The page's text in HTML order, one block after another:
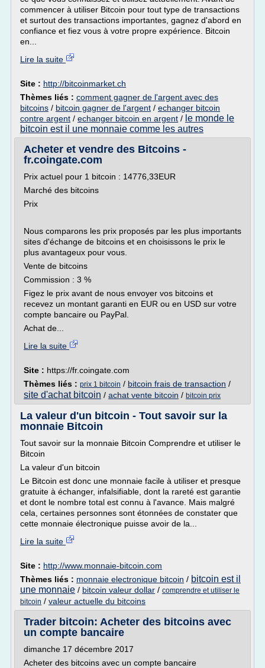
commencer à utiliser Bitcoin pour tout type de transactions
et surtout des transactions importantes, gagnez d'abord en
confiance et fiez vous à votre propre expérience. Bitcoin
en...
Lire la suite
Site : http://bitcoinmarket.ch
Thèmes liés : comment gagner de l'argent avec des
bitcoins / bitcoin gagner de l'argent / echanger bitcoin
contre argent / echanger bitcoin en argent / le monde le
bitcoin est il une monnaie comme les autres
Acheter et vendre des Bitcoins -
fr.coingate.com
Prix actuel pour 1 bitcoin : 14776,33EUR
Marché des bitcoins
Prix
Nous comparons les prix proposés par les plus importants
sites d'échange de bitcoins et en choisissons le prix le
plus avantageux pour vous.
Vente de bitcoins
Commission : 3 %
Figez le prix avant de nous envoyer vos bitcoins et
recevez un montant garanti en EUR ou en USD sur votre
compte bancaire ou PayPal.
Achat de...
Lire la suite
Site : https://fr.coingate.com
Thèmes liés : prix 1 bitcoin / bitcoin frais de transaction /
site d'achat bitcoin / achat vente bitcoin / bitcoin prix
La valeur d'un bitcoin - Tout savoir sur la
monnaie Bitcoin
Tout savoir sur la monnaie Bitcoin Comprendre et utiliser le
Bitcoin
La valeur d'un bitcoin
Le Bitcoin est donc une monnaie facile à utiliser et presque
gratuite à échanger, infalsifiable, dont la rareté est garantie
et dont le nombre total est connu à l'avance. Mais malgré
cela, certaines personnes sont étonnées de constater que
cette monnaie électronique puisse avoir de la...
Lire la suite
Site : http://www.monnaie-bitcoin.com
Thèmes liés : monnaie electronique bitcoin / bitcoin est il
une monnaie / bitcoin valeur dollar / comprendre et utiliser le
bitcoin / valeur actuelle du bitcoins
Trader bitcoin: Acheter des bitcoins avec
un compte bancaire
dimanche 17 décembre 2017
Acheter des bitcoins avec un compte bancaire